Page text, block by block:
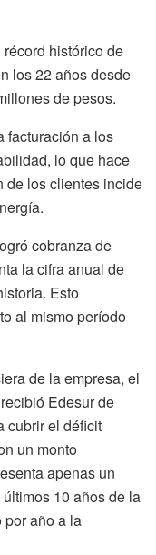
histórico de
los 22 años desde
de pesos.
facturación a los
lo que hace
de los clientes incide
cobranza de
la cifra anual de
Esto
al mismo período
de la empresa, el
Edesur de
cubrir el déficit
un monto
apenas un
10 años de la
por año a la